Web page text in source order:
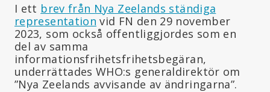
I ett brev från Nya Zeelands ständiga
representation vid FN den 29 november
2023, som också offentliggjordes som en
del av samma
informationsfrihetsfrihetsbegäran,
underrättades WHO:s generaldirektör om
”Nya Zeelands avvisande av ändringarna”.